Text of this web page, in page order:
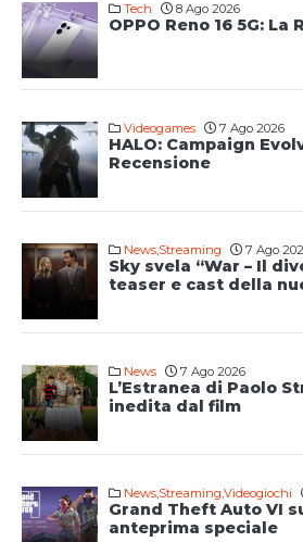
Tech 8 Ago 2026
OPPO Reno 16 5G: La
Videogames 7 Ago 2026
HALO: Campaign
Recensione
News,Streaming 7 Ago
Sky svela “War – Il
teaser e cast della
News 7 Ago 2026
L’Estranea di Paolo
inedita dal film
News,Streaming,Videogiochi
Grand Theft Auto VI
anteprima speciale